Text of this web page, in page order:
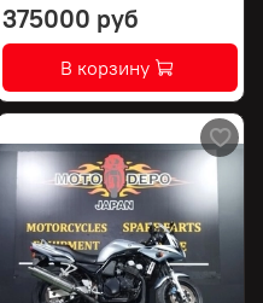
375000 руб
В корзину